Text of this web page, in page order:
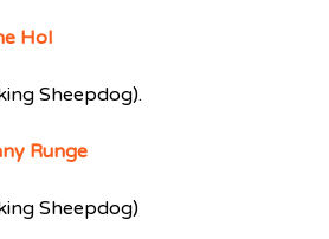
Hol
Sheepdog).
Runge
Sheepdog)